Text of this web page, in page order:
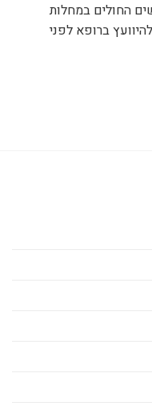
החולים במחלות
ברופא לפני